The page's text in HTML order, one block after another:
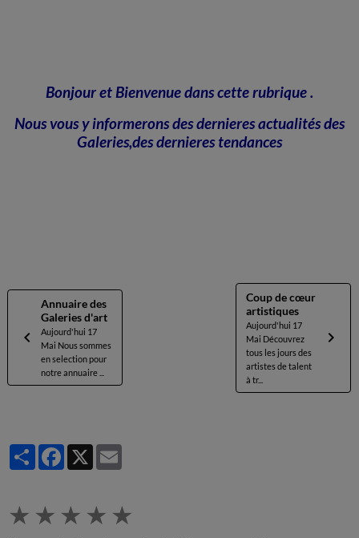
Bonjour et Bienvenue dans cette rubrique .
Nous vous y informerons des dernieres actualités des
Galeries,des dernieres tendances
Annuaire des
Galeries d'art
Aujourd'hui 17
Mai Nous sommes
en selection pour
notre annuaire ...
Coup de cœur
artistiques
Aujourd'hui 17
Mai Découvrez
tous les jours des
artistes de talent
à tr...
PartagerFacebook
X
★ ★ ★ ★ ★